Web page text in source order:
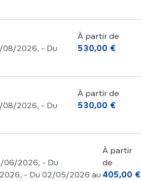
2026, - Du
À partir de
530,00 €
2026, - Du
À partir de
530,00 €
06/2026, - Du
- Du 02/05/2026 au
À partir
de
405,00 €